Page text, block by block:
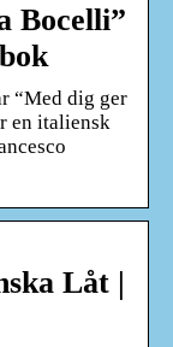
Bocelli”
“Med dig ger
en italiensk
Låt |